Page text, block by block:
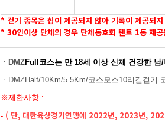
* 걷기 종목은 칩이 제공되지 않아 기록이 제공되
* 30인이상 단체의 경우 단체동호회 텐트 1동 제
ㆍ DMZFull코스는 만 18세 이상 신체 건강한 남
ㆍDMZHalf/10Km/5.5Km/코스모스10리길 걷기
※제한사항 :
- ( 단, 대한육상경기연맹에 2022년, 2023년,